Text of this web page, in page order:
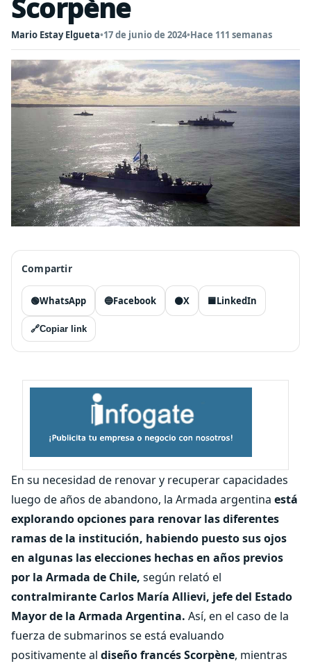
Scorpène
Mario Estay Elgueta•17 de junio de 2024•Hace 111 semanas
Compartir
🟢WhatsApp 🔵Facebook ⚫X 🟦LinkedIn
🔗Copiar link
En su necesidad de renovar y recuperar capacidades
luego de años de abandono, la Armada argentina está
explorando opciones para renovar las diferentes
ramas de la institución, habiendo puesto sus ojos
en algunas las elecciones hechas en años previos
por la Armada de Chile, según relató el
contralmirante Carlos María Allievi, jefe del Estado
Mayor de la Armada Argentina. Así, en el caso de la
fuerza de submarinos se está evaluando
positivamente al diseño francés Scorpène, mientras